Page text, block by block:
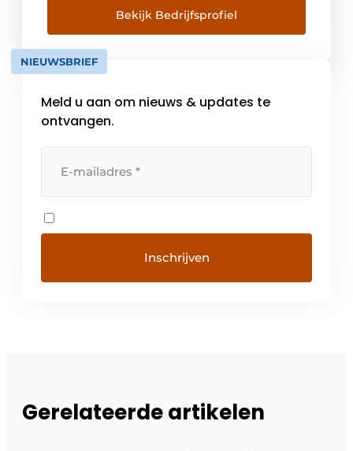
gebeuren in Kuurne, West-Vlaanderen.
Vandaag werken er bij Novy zo’n
driehonderd mensen en is het bedrijf
marktleider op vlak van dampkappen in
Bekijk Bedrijfsprofiel
NIEUWSBRIEF
Meld u aan om nieuws & updates te
ontvangen.
Gerelateerde artikelen